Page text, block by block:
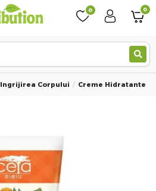
0 0
Ingrijirea Corpului Creme Hidratante